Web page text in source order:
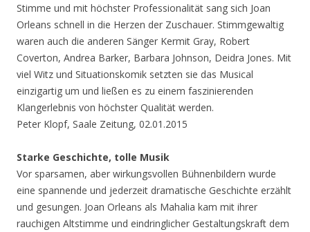
Stimme und mit höchster Professionalität sang sich Joan
Orleans schnell in die Herzen der Zuschauer. Stimmgewaltig
waren auch die anderen Sänger Kermit Gray, Robert
Coverton, Andrea Barker, Barbara Johnson, Deidra Jones. Mit
viel Witz und Situationskomik setzten sie das Musical
einzigartig um und ließen es zu einem faszinierenden
Klangerlebnis von höchster Qualität werden.
Peter Klopf, Saale Zeitung, 02.01.2015
Starke Geschichte, tolle Musik
Vor sparsamen, aber wirkungsvollen Bühnenbildern wurde
eine spannende und jederzeit dramatische Geschichte erzählt
und gesungen. Joan Orleans als Mahalia kam mit ihrer
rauchigen Altstimme und eindringlicher Gestaltungskraft dem